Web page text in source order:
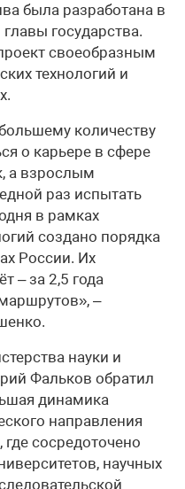
была разработана в
государства.
своеобразным
технологий и
количеству
о карьере в сфере
а взрослым
раз испытать
в рамках
создано порядка
России. Их
– за 2,5 года
–
науки и
Фальков обратил
динамика
направления
где сосредоточено
научных